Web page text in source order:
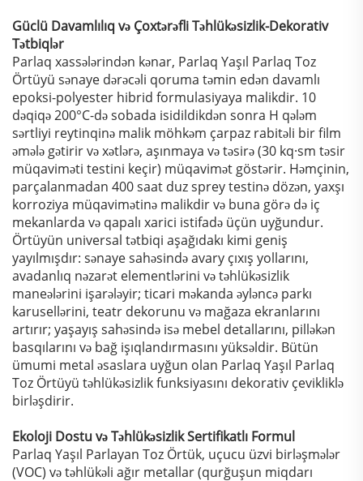
Güclü Davamlılıq və Çoxtərəfli Təhlükəsizlik-Dekorativ
Tətbiqlər
Parlaq xassələrindən kənar, Parlaq Yaşıl Parlaq Toz
Örtüyü sənaye dərəcəli qoruma təmin edən davamlı
epoksi-polyester hibrid formulasiyaya malikdir. 10
dəqiqə 200°C-də sobada isidildikdən sonra H qələm
sərtliyi reytinqinə malik möhkəm çarpaz rabitəli bir film
əmələ gətirir və xətlərə, aşınmaya və təsirə (30 kq·sm təsir
müqaviməti testini keçir) müqavimət göstərir. Həmçinin,
parçalanmadan 400 saat duz sprey testinə dözən, yaxşı
korroziya müqavimətinə malikdir və buna görə də iç
mekanlarda və qapalı xarici istifadə üçün uyğundur.
Örtüyün universal tətbiqi aşağıdakı kimi geniş
yayılmışdır: sənaye sahəsində avary çıxış yollarını,
avadanlıq nəzarət elementlərini və təhlükəsizlik
maneələrini işarələyir; ticari məkanda əyləncə parkı
karusellərini, teatr dekorunu və mağaza ekranlarını
artırır; yaşayış sahəsində isə mebel detallarını, pilləkən
basqılarını və bağ işıqlandırmasını yüksəldir. Bütün
ümumi metal əsaslara uyğun olan Parlaq Yaşıl Parlaq
Toz Örtüyü təhlükəsizlik funksiyasını dekorativ çevikliklə
birləşdirir.
Ekoloji Dostu və Təhlükəsizlik Sertifikatlı Formul
Parlaq Yaşıl Parlayan Toz Örtük, uçucu üzvi birləşmələr
(VOC) və təhlükəli ağır metallar (qurğuşun miqdarı